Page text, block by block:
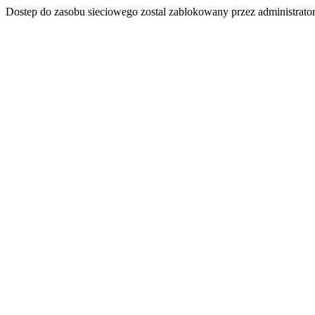
Dostep do zasobu sieciowego zostal zablokowany przez